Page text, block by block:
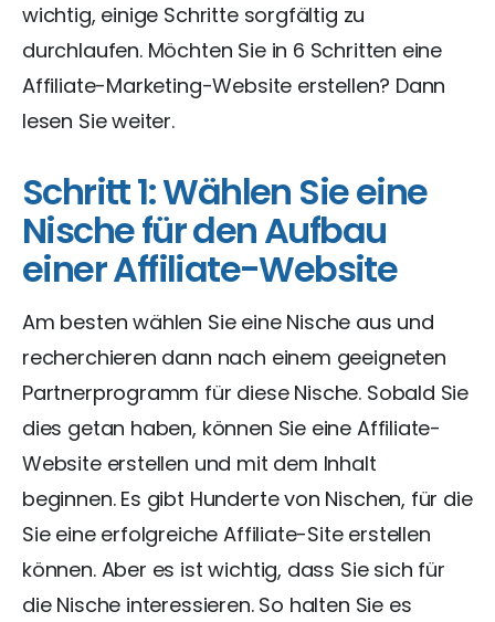
wichtig, einige Schritte sorgfältig zu
durchlaufen. Möchten Sie in 6 Schritten eine
Affiliate-Marketing-Website erstellen? Dann
lesen Sie weiter.
Schritt 1: Wählen Sie eine
Nische für den Aufbau
einer Affiliate-Website
Am besten wählen Sie eine Nische aus und
recherchieren dann nach einem geeigneten
Partnerprogramm für diese Nische. Sobald Sie
dies getan haben, können Sie eine Affiliate-
Website erstellen und mit dem Inhalt
beginnen. Es gibt Hunderte von Nischen, für die
Sie eine erfolgreiche Affiliate-Site erstellen
können. Aber es ist wichtig, dass Sie sich für
die Nische interessieren. So halten Sie es